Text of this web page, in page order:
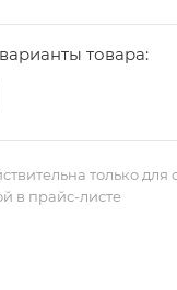
товара:
только для
в прайс-листе